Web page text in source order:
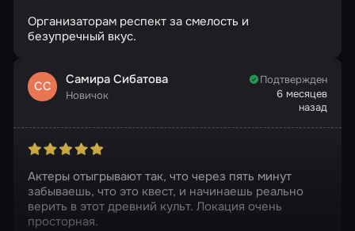
Организаторам респект за смелость и
безупречный вкус.
СС Самира Сибатова
Новичок
Подтвержден
6 месяцев
назад
Актеры отыгрывают так, что через пять минут
забываешь, что это квест, и начинаешь реально
верить в этот древний культ. Локация очень
просторная.